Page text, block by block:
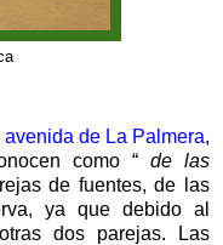
avenida de La Palmera,
como “ de las
de fuentes, de las
ya que debido al
dos parejas. Las